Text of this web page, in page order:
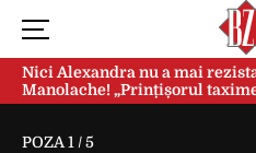
Nici Alexandra nu a mai
Manolache! „Prințișorul
după doi ani de căsnicie
POZA 1 /5